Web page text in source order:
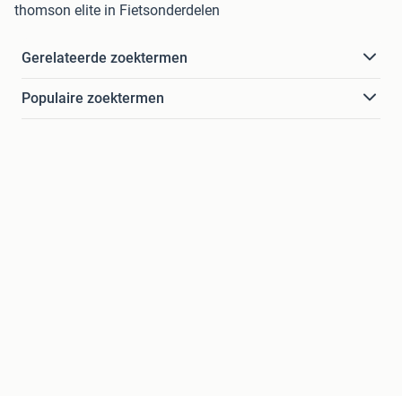
thomson elite in Fietsonderdelen
Gerelateerde zoektermen
Populaire zoektermen